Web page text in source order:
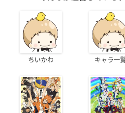
ちいかわ キャラ一